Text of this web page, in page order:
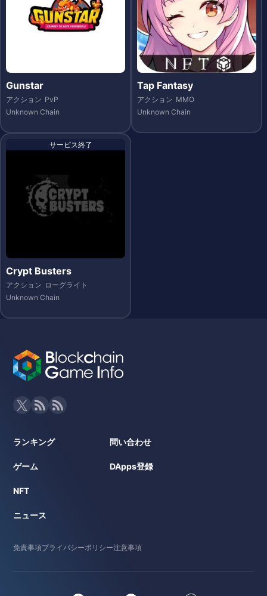
Gunstar
アクション PvP
Unknown Chain
Tap Fantasy
アクション MMO
Unknown Chain
サービス終了
Crypt Busters
アクション ローグライト
Unknown Chain
ランキング
ゲーム
NFT
ニュース
問い合わせ
DApps登録
免責事項プライバシーポリシー注意事項